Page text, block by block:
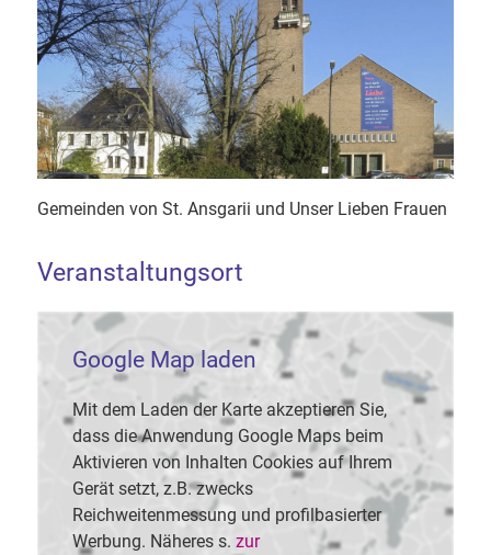
Gemeinden von St. Ansgarii und Unser Lieben Frauen
Veranstaltungsort
Google Map laden
Mit dem Laden der Karte akzeptieren Sie,
dass die Anwendung Google Maps beim
Aktivieren von Inhalten Cookies auf Ihrem
Gerät setzt, z.B. zwecks
Reichweitenmessung und profilbasierter
Werbung. Näheres s. zur